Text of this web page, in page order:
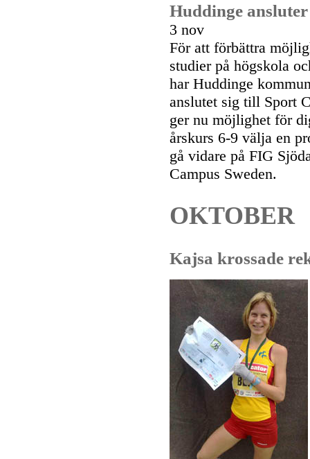
Huddinge
3 nov
För att förbättra
studier på högskola
har Huddinge
anslutet sig till Sport
ger nu möjlighet för
årskurs 6-9 välja en
gå vidare på FIG
Campus Sweden.
OKTOBER
Kajsa krossade